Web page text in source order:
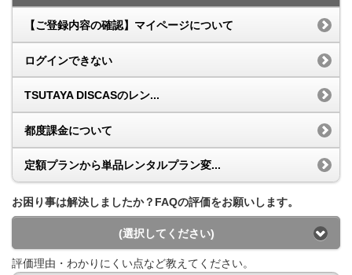
【ご登録内容の確認】マイページについて
ログインできない
TSUTAYA DISCASのレン...
都度課金について
定額プランから単品レンタルプラン変...
お困り事は解決しましたか？FAQの評価をお願いします。
(選択してください)
評価理由・わかりにくい点など教えてください。